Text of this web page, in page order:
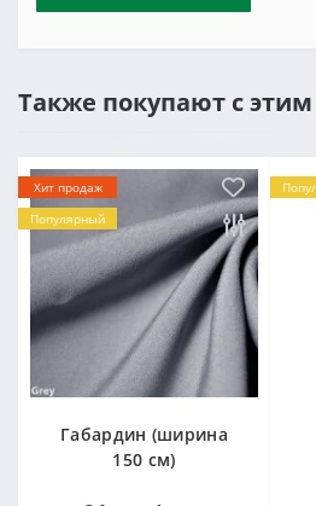
Также покупают с
Хит продаж
Популярный
Габардин (ширина
150 см)